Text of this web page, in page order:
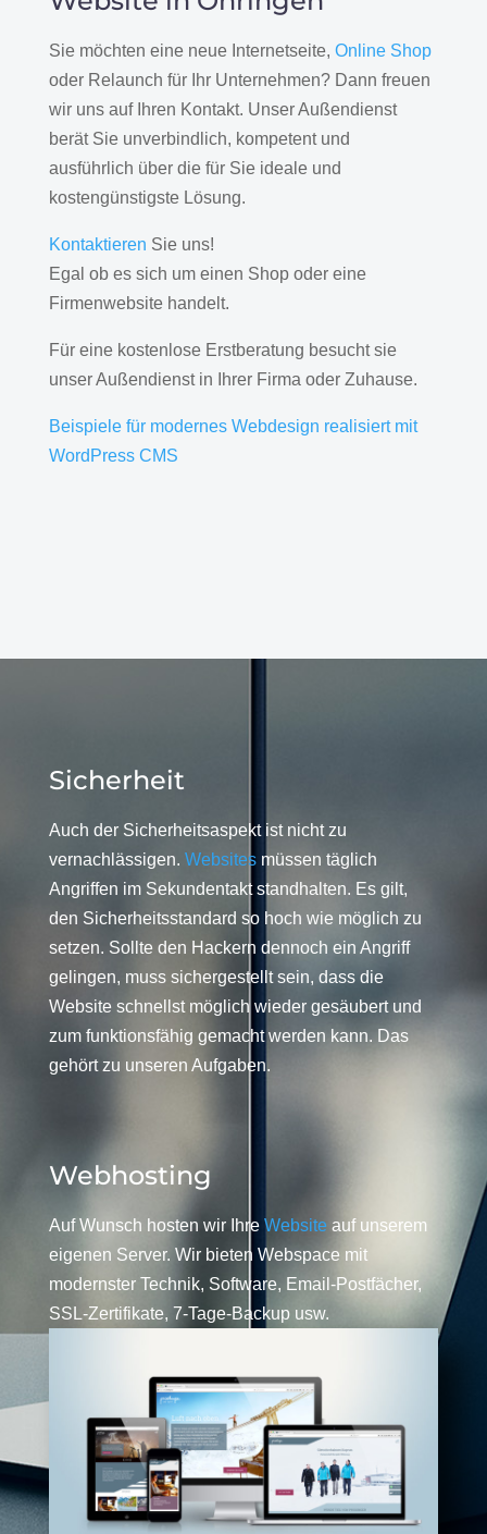
Sie möchten eine neue Internetseite, Online Shop
oder Relaunch für Ihr Unternehmen? Dann freuen
wir uns auf Ihren Kontakt. Unser Außendienst
berät Sie unverbindlich, kompetent und
ausführlich über die für Sie ideale und
kostengünstigste Lösung.
Kontaktieren Sie uns!
Egal ob es sich um einen Shop oder eine
Firmenwebsite handelt.
Für eine kostenlose Erstberatung besucht sie
unser Außendienst in Ihrer Firma oder Zuhause.
Beispiele für modernes Webdesign realisiert mit
WordPress CMS
Sicherheit
Auch der Sicherheitsaspekt ist nicht zu
vernachlässigen. Websitesmüssen täglich
Angriffen im Sekundentakt standhalten. Es gilt,
den Sicherheitsstandard so hoch wie möglich zu
setzen. Sollte den Hackern dennoch ein Angriff
gelingen, muss sichergestellt sein, dass die
Website schnellst möglich wieder gesäubert und
zum funktionsfähig gemacht werden kann. Das
gehört zu unseren Aufgaben.
Webhosting
Auf Wunsch hosten wir Ihre Website auf unserem
eigenen Server. Wir bieten Webspace mit
modernster Technik, Software, Email-Postfächer,
SSL-Zertifikate, 7-Tage-Backup usw.